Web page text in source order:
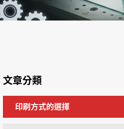
文章分類
印刷方式的選擇